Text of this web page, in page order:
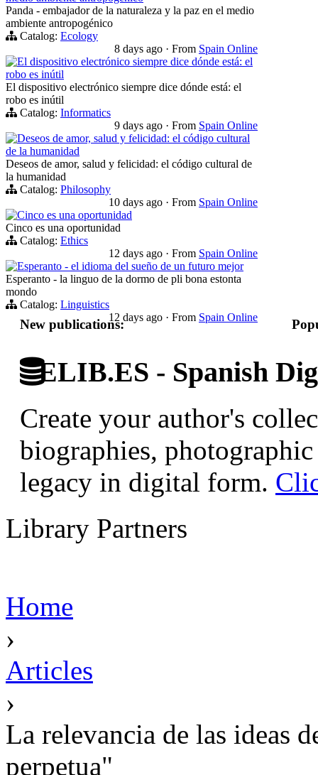
Panda - embajador de la naturaleza y la paz en el medio
ambiente antropogénico
Catalog: Ecology
8 days ago · From Spain Online
El dispositivo electrónico siempre dice dónde está: el
robo es inútil
El dispositivo electrónico siempre dice dónde está: el
robo es inútil
Catalog: Informatics
9 days ago · From Spain Online
Deseos de amor, salud y felicidad: el código cultural
de la humanidad
Deseos de amor, salud y felicidad: el código cultural de
la humanidad
Catalog: Philosophy
10 days ago · From Spain Online
Cinco es una oportunidad
Cinco es una oportunidad
Catalog: Ethics
12 days ago · From Spain Online
Esperanto - el idioma del sueño de un futuro mejor
Esperanto - la linguo de la dormo de pli bona estonta
mondo
Catalog: Linguistics
12 days ago · From Spain Online
New publications:
ELIB.ES - Spanish
Create your author's
biographies,
legacy in digital form.
Library Partners
Home
›
Articles
›
La relevancia de las ideas
perpetua"